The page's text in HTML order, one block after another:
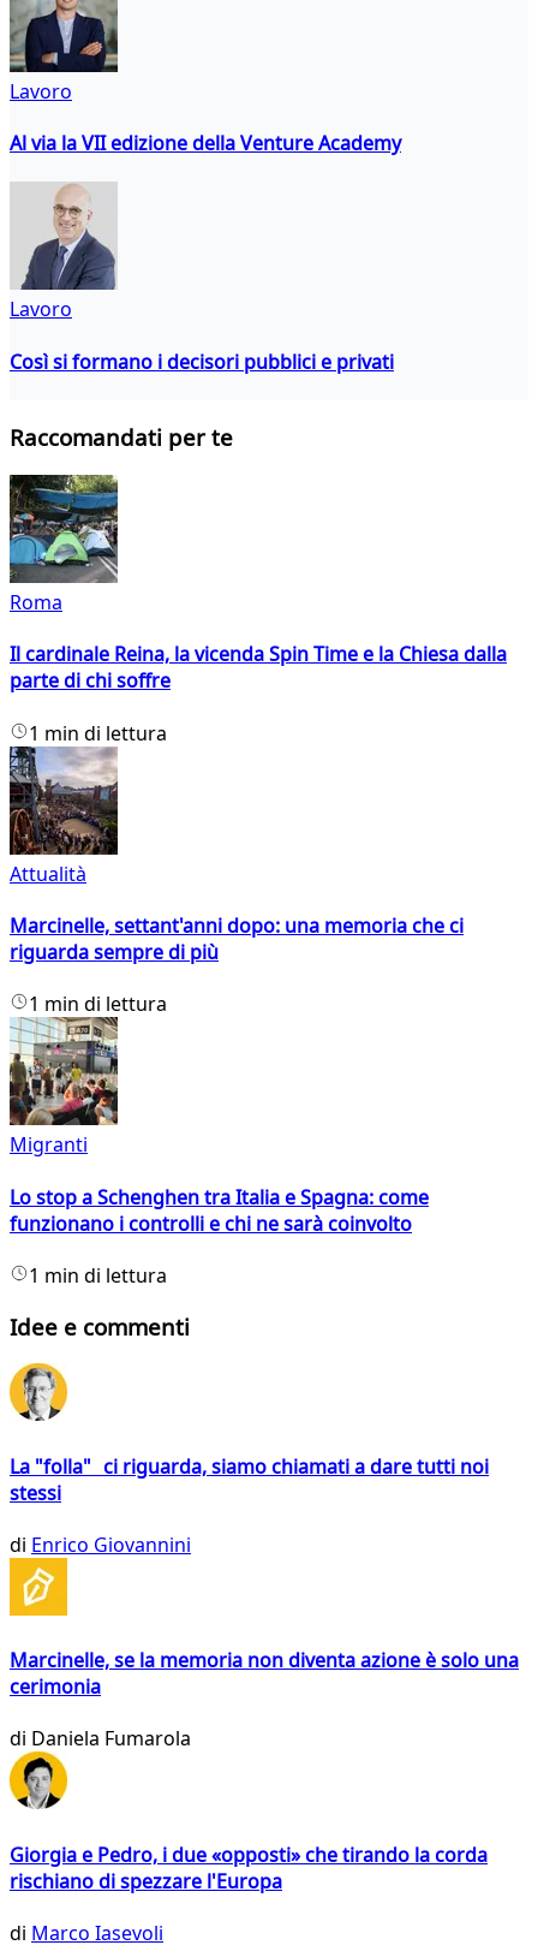
Lavoro
Al via la VII edizione della Venture Academy
Lavoro
Così si formano i decisori pubblici e privati
Raccomandati per te
Roma
Il cardinale Reina, la vicenda Spin Time e la Chiesa dalla
parte di chi soffre
1 min di lettura
Attualità
Marcinelle, settant'anni dopo: una memoria che ci
riguarda sempre di più
1 min di lettura
Migranti
Lo stop a Schenghen tra Italia e Spagna: come
funzionano i controlli e chi ne sarà coinvolto
1 min di lettura
Idee e commenti
La "folla" ci riguarda, siamo chiamati a dare tutti noi
stessi
di Enrico Giovannini
Marcinelle, se la memoria non diventa azione è solo una
cerimonia
di Daniela Fumarola
Giorgia e Pedro, i due «opposti» che tirando la corda
rischiano di spezzare l'Europa
di Marco Iasevoli